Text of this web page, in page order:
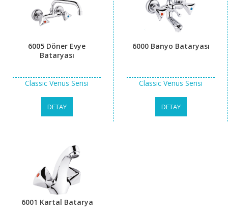
6005 Döner Evye
Bataryası
Classic Venus Serisi
DETAY
6000 Banyo Bataryası
Classic Venus Serisi
DETAY
6001 Kartal Batarya